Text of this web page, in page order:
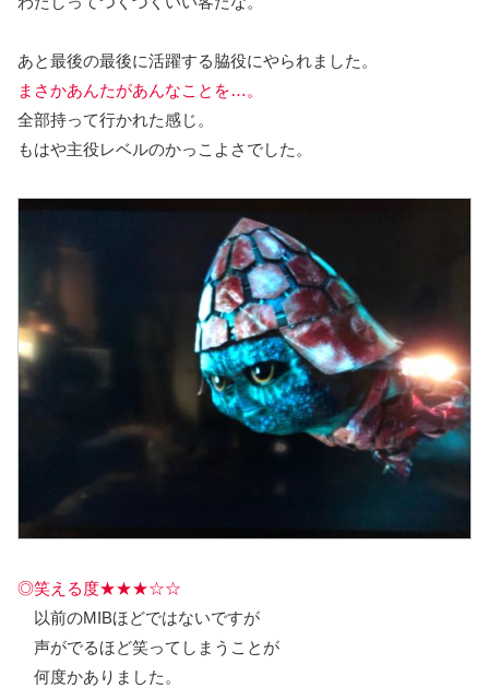
あと最後の最後に活躍する脇役にやられました。
まさかあんたがあんなことを…。
全部持って行かれた感じ。
もはや主役レベルのかっこよさでした。
◎笑える度★★★☆☆
以前のMIBほどではないですが
声がでるほど笑ってしまうことが
何度かありました。